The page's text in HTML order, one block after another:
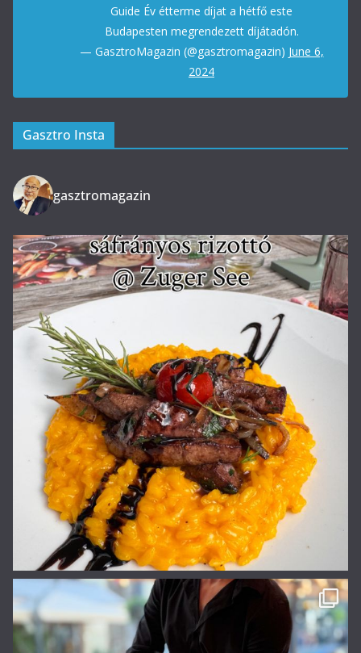
Guide Év étterme díjat a hétfő este
Budapesten megrendezett díjátadón.
— GasztroMagazin (@gasztromagazin) June 6,
2024
Gasztro Insta
gasztromagazin